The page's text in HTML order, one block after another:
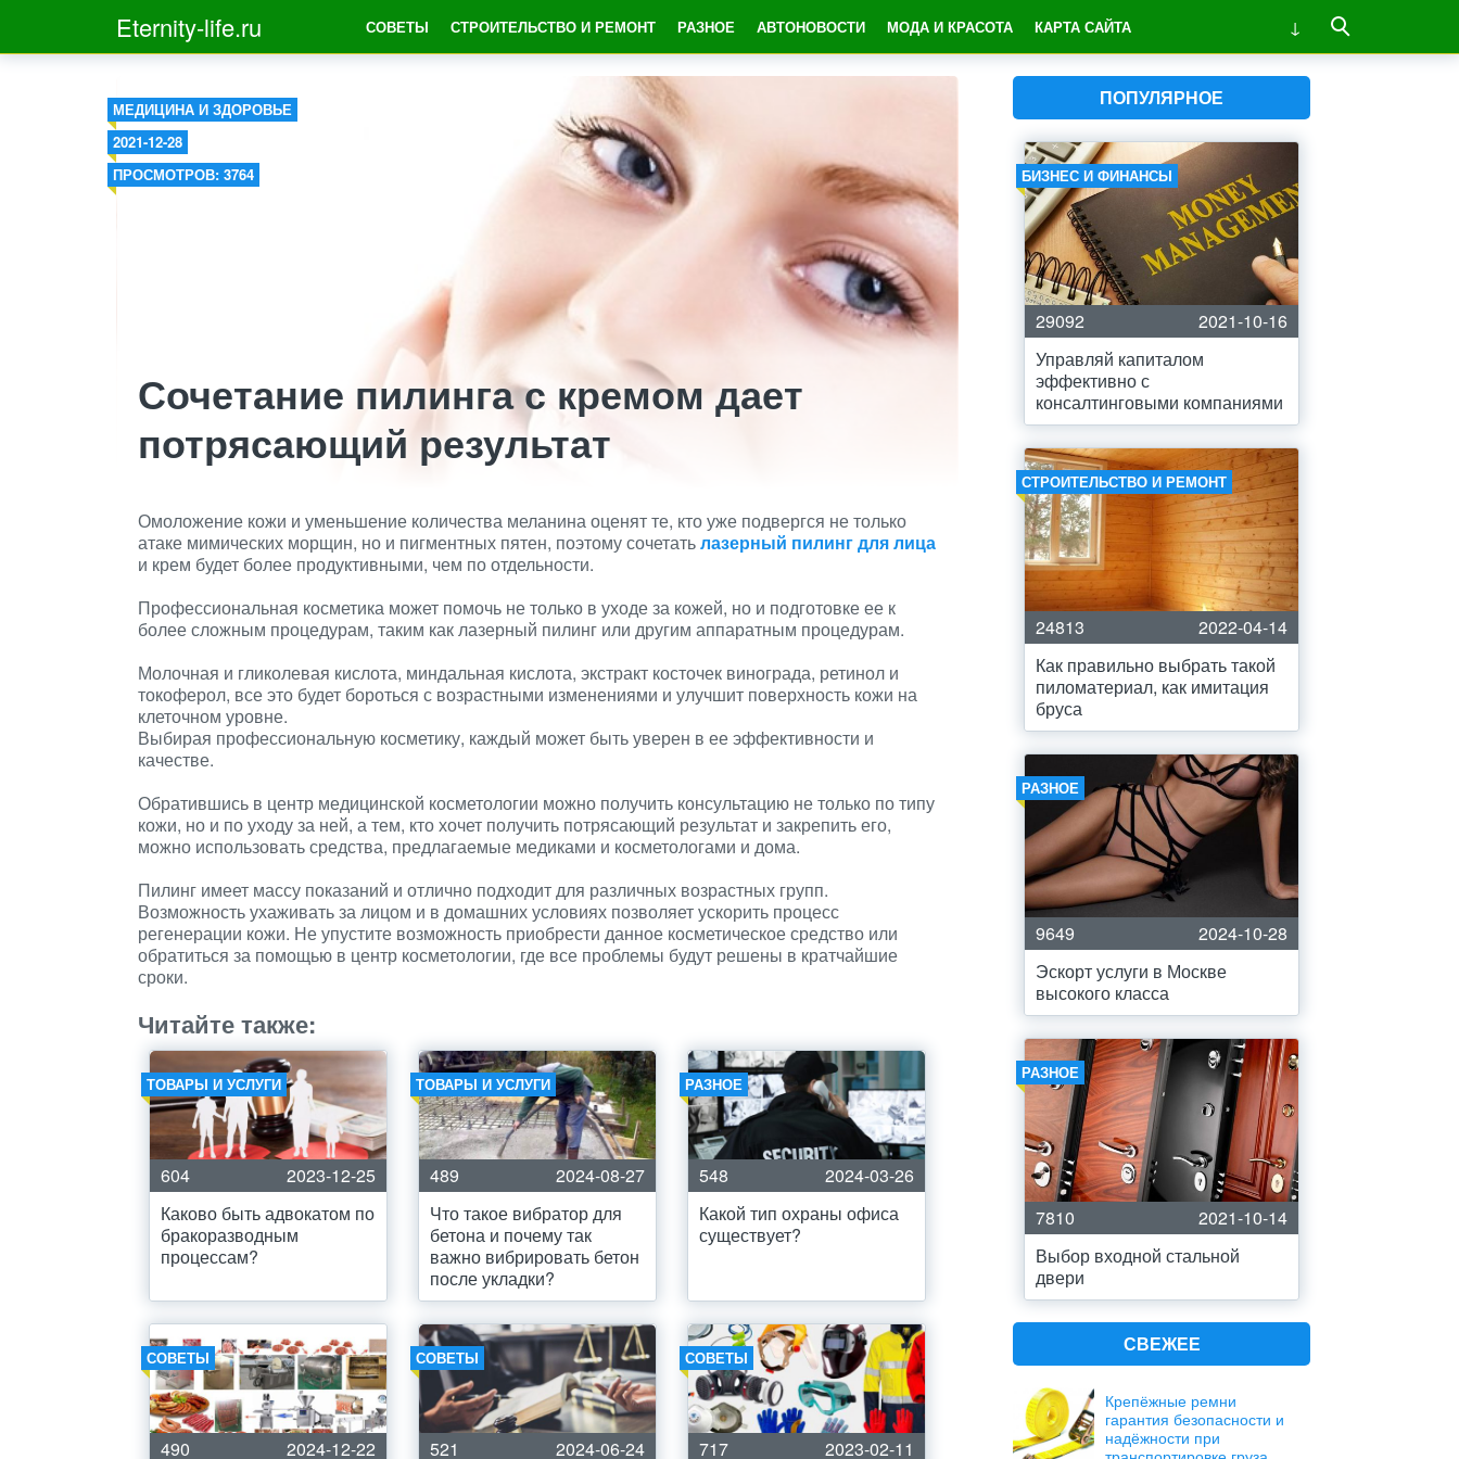
Eternity-life.ru СОВЕТЫ СТРОИТЕЛЬСТВО И РЕМОНТ РАЗНОЕ АВТОНОВОСТИ МОДА И КРАСОТА КАРТА САЙТА
МЕДИЦИНА И ЗДОРОВЬЕ
2021-12-28
ПРОСМОТРОВ: 3764
Сочетание пилинга с кремом дает
потрясающий результат
Омоложение кожи и уменьшение количества меланина оценят те, кто уже подвергся не только
атаке мимических морщин, но и пигментных пятен, поэтому сочетатьлазерный пилинг для лица
и крем будет более продуктивными, чем по отдельности.
Профессиональная косметика может помочь не только в уходе за кожей, но и подготовке ее к
более сложным процедурам, таким как лазерный пилинг или другим аппаратным процедурам.
Молочная и гликолевая кислота, миндальная кислота, экстракт косточек винограда, ретинол и
токоферол, все это будет бороться с возрастными изменениями и улучшит поверхность кожи на
клеточном уровне.
Выбирая профессиональную косметику, каждый может быть уверен в ее эффективности и
качестве.
Обратившись в центр медицинской косметологии можно получить консультацию не только по типу
кожи, но и по уходу за ней, а тем, кто хочет получить потрясающий результат и закрепить его,
можно использовать средства, предлагаемые медиками и косметологами и дома.
Пилинг имеет массу показаний и отлично подходит для различных возрастных групп.
Возможность ухаживать за лицом и в домашних условиях позволяет ускорить процесс
регенерации кожи. Не упустите возможность приобрести данное косметическое средство или
обратиться за помощью в центр косметологии, где все проблемы будут решены в кратчайшие
сроки.
Читайте также:
ТОВАРЫ И УСЛУГИ
604
2023-12-25
Каково быть адвокатом по
бракоразводным
процессам?
ТОВАРЫ И УСЛУГИ
489
2024-08-27
Что такое вибратор для
бетона и почему так
важно вибрировать бетон
после укладки?
РАЗНОЕ
548
2024-03-26
Какой тип охраны офиса
существует?
СОВЕТЫ
490 2024-12-22
СОВЕТЫ
521 2024-06-24
СОВЕТЫ
717 2023-02-11
ПОПУЛЯРНОЕ
БИЗНЕС И ФИНАНСЫ
29092
2021-10-16
Управляй капиталом
эффективно с
консалтинговыми компаниями
СТРОИТЕЛЬСТВО И РЕМОНТ
24813
2022-04-14
Как правильно выбрать такой
пиломатериал, как имитация
бруса
РАЗНОЕ
9649
2024-10-28
Эскорт услуги в Москве
высокого класса
РАЗНОЕ
7810
2021-10-14
Выбор входной стальной
двери
СВЕЖЕЕ
Крепёжные ремни
гарантия безопасности и
надёжности при